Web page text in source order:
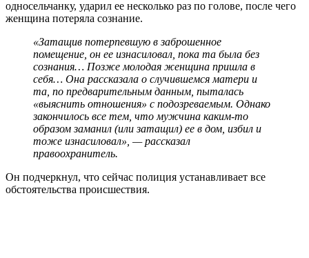
односельчанку, ударил ее несколько раз по голове, после чего
женщина потеряла сознание.
«Затащив потерпевшую в заброшенное
помещение, он ее изнасиловал, пока та была без
сознания… Позже молодая женщина пришла в
себя… Она рассказала о случившемся матери и
та, по предварительным данным, пыталась
«выяснить отношения» с подозреваемым. Однако
закончилось все тем, что мужчина каким-то
образом заманил (или затащил) ее в дом, избил и
тоже изнасиловал», — рассказал
правоохранитель.
Он подчеркнул, что сейчас полиция устанавливает все
обстоятельства происшествия.